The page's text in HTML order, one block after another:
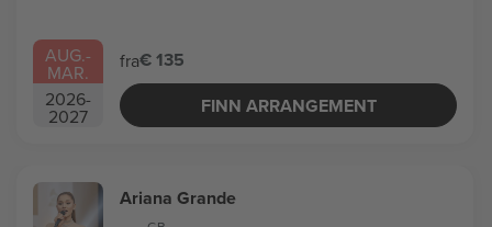
AUG.-
MAR.
2026-
2027
fra€ 135
FINN ARRANGEMENT
Ariana Grande